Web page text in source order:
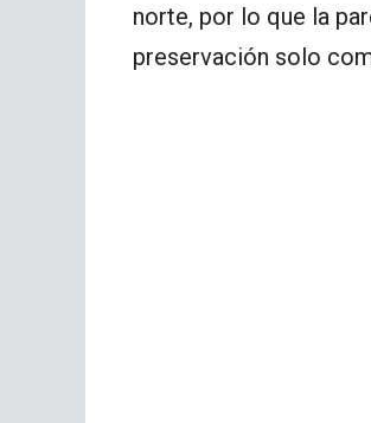
norte, por lo que la
preservación solo